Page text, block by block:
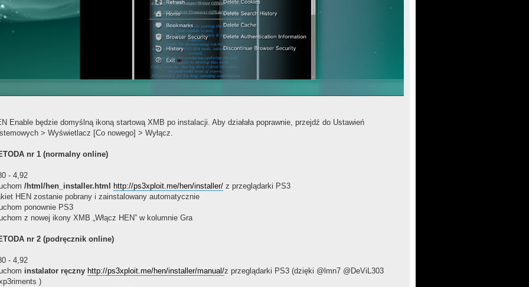
Enable będzie domyślną ikoną startową XMB po instalacji. Aby działała poprawnie, przejdź do Ustawień
> Wyświetlacz [Co nowego] > Wyłącz.
nr 1 (normalny online)
- 4,92
/html/hen_installer.html http://ps3xploit.me/hen/installer/z przeglądarki PS3
HEN zostanie pobrany i zainstalowany automatycznie
ponownie PS3
z nowej ikony XMB „Włącz HEN” w kolumnie Gra
nr 2 (podręcznik online)
- 4,92
instalator ręczny http://ps3xploit.me/hen/installer/manual/z przeglądarki PS3 (dzięki @lmn7 @DeViL303
)